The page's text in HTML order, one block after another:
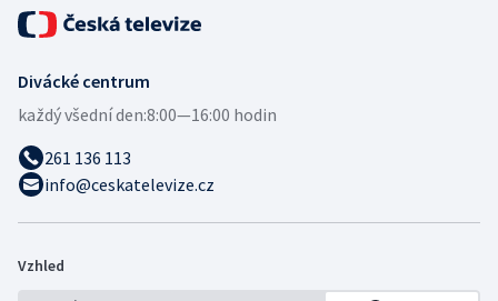
Divácké centrum
každý všední den:8:00—16:00 hodin
261 136 113
info@ceskatelevize.cz
Vzhled